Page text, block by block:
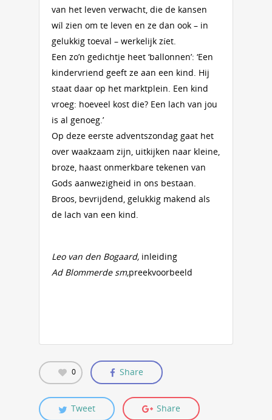
van het leven verwacht, die de kansen
wíl zien om te leven en ze dan ook – in
gelukkig toeval – werkelijk zíet.
Een zo’n gedichtje heet ‘ballonnen’: ‘Een
kindervriend geeft ze aan een kind. Hij
staat daar op het marktplein. Een kind
vroeg: hoeveel kost die? Een lach van jou
is al genoeg.’
Op deze eerste adventszondag gaat het
over waakzaam zijn, uitkijken naar kleine,
broze, haast onmerkbare tekenen van
Gods aanwezigheid in ons bestaan.
Broos, bevrijdend, gelukkig makend als
de lach van een kind.
Leo van den Bogaard, inleiding
Ad Blommerde sm,preekvoorbeeld
0 Share
Tweet Share